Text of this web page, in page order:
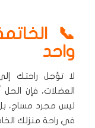
📞
واحد
لا تؤجل راحتك
العضلات، فإن
ليس مجرد مساج،
في راحة منزلك